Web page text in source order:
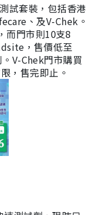
試套裝，包括香港
、及V-Chek。
而門市則10支8
，售價低至
V-Chek門市購買
，售完即止。